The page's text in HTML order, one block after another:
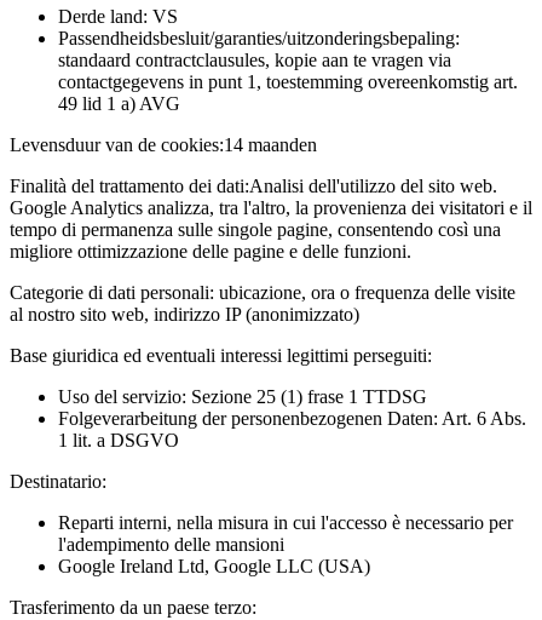
Derde land: VS
Passendheidsbesluit/garanties/uitzonderingsbepaling:
standaard contractclausules, kopie aan te vragen via
contactgegevens in punt 1, toestemming overeenkomstig art.
49 lid 1 a) AVG
Levensduur van de cookies:14 maanden
Finalità del trattamento dei dati:Analisi dell'utilizzo del sito web.
Google Analytics analizza, tra l'altro, la provenienza dei visitatori e il
tempo di permanenza sulle singole pagine, consentendo così una
migliore ottimizzazione delle pagine e delle funzioni.
Categorie di dati personali: ubicazione, ora o frequenza delle visite
al nostro sito web, indirizzo IP (anonimizzato)
Base giuridica ed eventuali interessi legittimi perseguiti:
Uso del servizio: Sezione 25 (1) frase 1 TTDSG
Folgeverarbeitung der personenbezogenen Daten: Art. 6 Abs.
1 lit. a DSGVO
Destinatario:
Reparti interni, nella misura in cui l'accesso è necessario per
l'adempimento delle mansioni
Google Ireland Ltd, Google LLC (USA)
Trasferimento da un paese terzo: